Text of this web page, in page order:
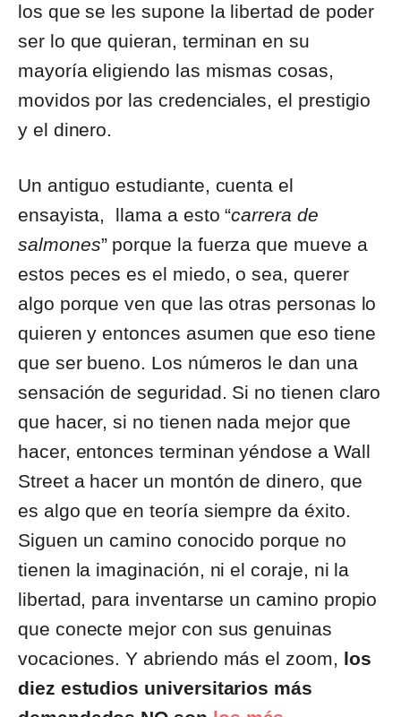
los que se les supone la libertad de poder
ser lo que quieran, terminan en su
mayoría eligiendo las mismas cosas,
movidos por las credenciales, el prestigio
y el dinero.
Un antiguo estudiante, cuenta el
ensayista, llama a esto “carrera de
salmones” porque la fuerza que mueve a
estos peces es el miedo, o sea, querer
algo porque ven que las otras personas lo
quieren y entonces asumen que eso tiene
que ser bueno. Los números le dan una
sensación de seguridad. Si no tienen claro
que hacer, si no tienen nada mejor que
hacer, entonces terminan yéndose a Wall
Street a hacer un montón de dinero, que
es algo que en teoría siempre da éxito.
Siguen un camino conocido porque no
tienen la imaginación, ni el coraje, ni la
libertad, para inventarse un camino propio
que conecte mejor con sus genuinas
vocaciones. Y abriendo más el zoom, los
diez estudios universitarios más